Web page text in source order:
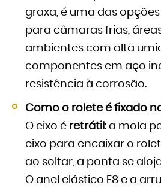
graxa, é uma das
para câmaras frias,
ambientes com alta
componentes em aço
resistência à corrosão.
Como o rolete é fixado
O eixo é retrátil : a mola
eixo para encaixar o
ao soltar, a ponta se
O anel elástico E8 e a